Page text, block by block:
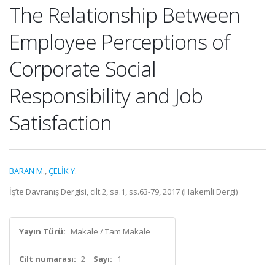
The Relationship Between
Employee Perceptions of
Corporate Social
Responsibility and Job
Satisfaction
BARAN M.,ÇELİK Y.
İş’te Davranış Dergisi, cilt.2, sa.1, ss.63-79, 2017 (Hakemli Dergi)
Yayın Türü: Makale / Tam Makale
Cilt numarası: 2 Sayı: 1